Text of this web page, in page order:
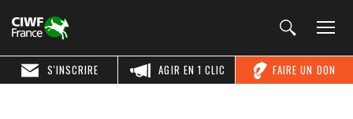
FAIRE UN DON
AGIR EN 1 CLIC
S'INSCRIRE